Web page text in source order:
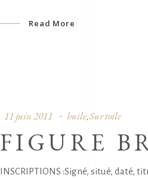
Read More
11 juin 2011 huile, Sur toile
FIGURE
INSCRIPTIONS :Signé, situé, daté,